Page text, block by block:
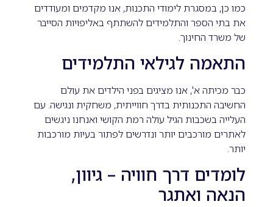
כמו כן, במסגרת לימודי התכנות, אנו מקדמים ומעודדים
את בתי הספר והתלמידים להשתתף באליפויות הסייבר
של משרד החינוך.
התאמה לגילאי התלמידים
כבר מכיתה א', אנו מציגים בפני הילדים את עולם
החשיבה התכנותית בדרך חווייתית, משחקית ונגישה. עם
העלייה בשכבות הגיל עולה רמת הקושי ואנחנו ניגשים
לאתרים מורכבים יותר ונדרשים לפתור בעיות מורכבות
יותר.
לומדים דרך חוויה – גיוון,
הנאה ואתגר